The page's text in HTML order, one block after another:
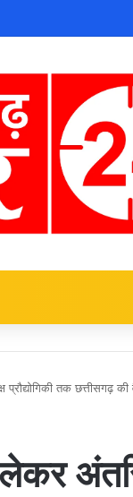
तक छत्तीसगढ़